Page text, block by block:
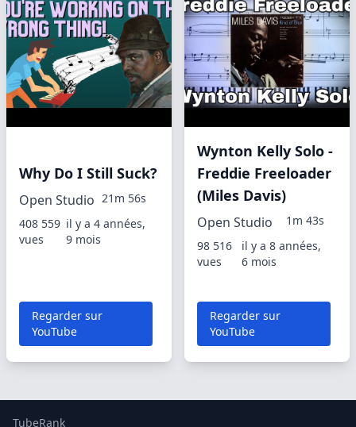
Why Do I Still Suck?
Open Studio 21m 56s
408 559
vues
il y a 4 années,
9 mois
Regarder sur
YouTube
Wynton Kelly Solo -
Freddie Freeloader
(Miles Davis)
Open Studio
1m 43s
98 516
vues
il y a 8 années,
6 mois
Regarder sur
YouTube
TubeRank